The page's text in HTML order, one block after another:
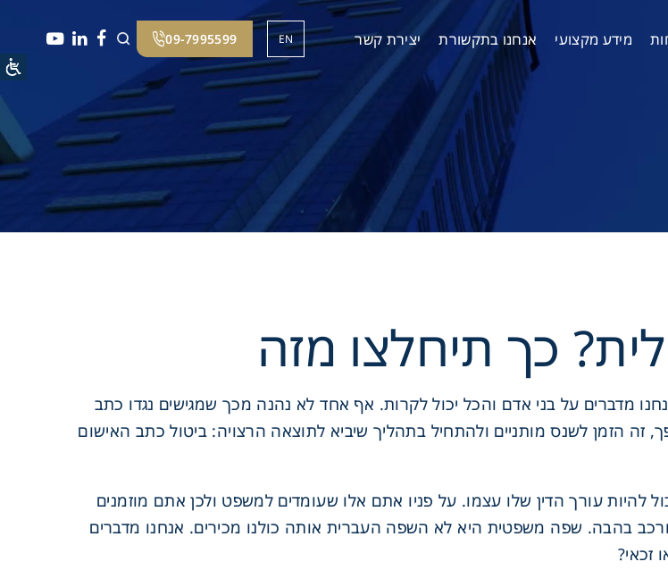
מידע מקצועי אנחנו בתקשורת יצירת קשר
EN
09-7995599
כך תיחלצו מזה
מדברים על בני אדם והכל יכול לקרות. אף אחד לא נהנה מכך שמגישים נגדו כתב
זה הזמן לשנס מותניים ולהתחיל בתהליך שיביא לתוצאה הרצויה: ביטול כתב האישום
עורך הדין שלו עצמו. על פניו אתם אלו שעומדים למשפט ולכן אתם מוזמנים
בהבה. שפה משפטית היא לא השפה העברית אותה כולנו מכירים. אנחנו מדברים
זכאי?